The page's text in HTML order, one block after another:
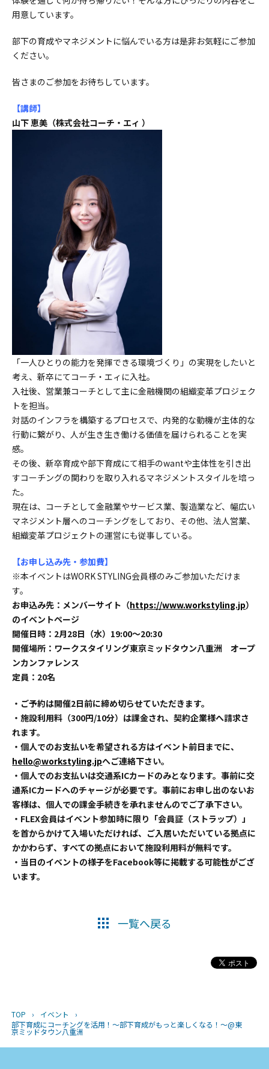
用意しています。
部下の育成やマネジメントに悩んでいる方は是非お気軽にご参加
ください。
皆さまのご参加をお待ちしています。
【講師】
山下 恵美（株式会社コーチ・エィ ）
「一人ひとりの能力を発揮できる環境づくり」の実現をしたいと
考え、新卒にてコーチ・エィに入社。
入社後、営業兼コーチとして主に金融機関の組織変革プロジェク
トを担当。
対話のインフラを構築するプロセスで、内発的な動機が主体的な
行動に繋がり、人が生き生き働ける価値を届けられることを実
感。
その後、新卒育成や部下育成にて相手のwantや主体性を引き出
すコーチングの関わりを取り入れるマネジメントスタイルを培っ
た。
現在は、コーチとして金融業やサービス業、製造業など、幅広い
マネジメント層へのコーチングをしており、その他、法人営業、
組織変革プロジェクトの運営にも従事している。
【お申し込み先・参加費】
※本イベントはWORK STYLING会員様のみご参加いただけま
す。
お申込み先：メンバーサイト（https://www.workstyling.jp）
のイベントページ
開催日時：2月28日（水）19:00〜20:30
開催場所：ワークスタイリング東京ミッドタウン八重洲 オープ
ンカンファレンス
定員：20名
・ご予約は開催2日前に締め切らせていただきます。
・施設利用料（300円/10分）は課金され、契約企業様へ請求さ
れます。
・個人でのお支払いを希望される方はイベント前日までに、
hello@workstyling.jpへご連絡下さい。
・個人でのお支払いは交通系ICカードのみとなります。事前に交
通系ICカードへのチャージが必要です。事前にお申し出のないお
客様は、個人での課金手続きを承れませんのでご了承下さい。
・FLEX会員はイベント参加時に限り「会員証（ストラップ）」
を首からかけて入場いただければ、ご入居いただいている拠点に
かかわらず、すべての拠点において施設利用料が無料です。
・当日のイベントの様子をFacebook等に掲載する可能性がござ
います。
一覧へ戻る
TOP › イベント
›
部下育成にコーチングを活用！～部下育成がもっと楽しくなる！～@東
京ミッドタウン八重洲